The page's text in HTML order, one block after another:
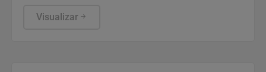
segunda a sexta-feira.
Visualizar